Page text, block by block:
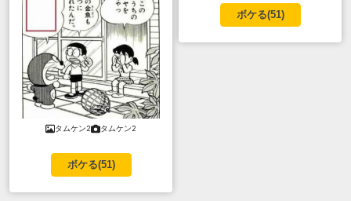
タムケン2 タムケン2
ボケる(51)
ボケる(51)